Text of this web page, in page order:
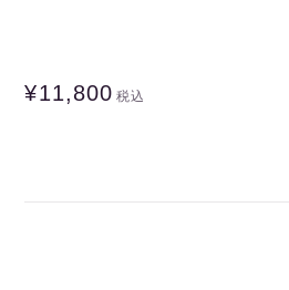
¥11,800 税込